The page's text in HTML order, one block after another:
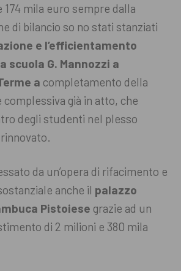
174 mila euro sempre dalla
di bilancio so no stati stanziati
e l’efficientamento
scuola G. Mannozzi a
a completamento della
già in atto, che
degli studenti nel plesso
da un’opera di rifacimento e
anche il palazzo
Pistoiese grazie ad un
di 2 milioni e 380 mila